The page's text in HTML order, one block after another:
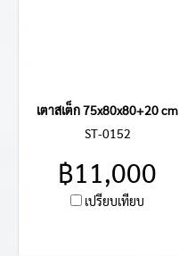
เตาสเต็ก 75x80x80+20 cm
ST-0152
฿11,000
เปรียบเทียบ